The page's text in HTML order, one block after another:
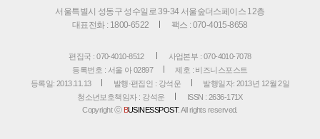
서울특별시 성동구 성수일로 39-34 서울숲더스페이스 12층
대표전화 : 1800-6522
팩스 : 070-4015-8658
편집국 : 070-4010-8512
사업본부 : 070-4010-7078
등록번호 : 서울 아 02897
제호 : 비즈니스포스트
등록일: 2013.11.13
발행·편집인 : 강석운
발행일자: 2013년 12월 2일
청소년보호책임자 : 강석운
ISSN : 2636-171X
Copyright ⓒ BUSINESSPOST. All rights reserved.